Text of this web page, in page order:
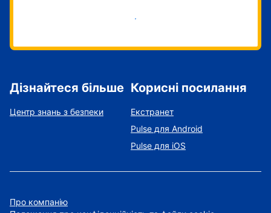
Розпочати зараз
Дізнайтеся більше
Центр знань з безпеки
Корисні посилання
Екстранет
Pulse для Android
Pulse для iOS
Про компанію